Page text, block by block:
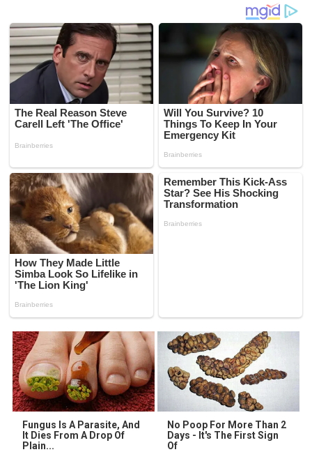
Fungus Is A Parasite, And
It Dies From A Drop Of
Plain...
No Poop For More Than 2
Days - It's The First Sign
Of